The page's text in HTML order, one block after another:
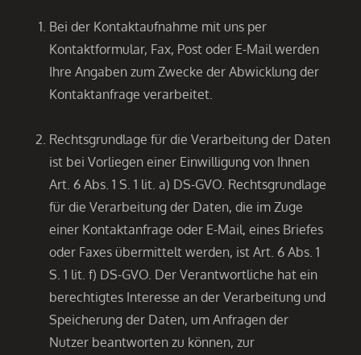
Bei der Kontaktaufnahme mit uns per
Kontaktformular, Fax, Post oder E-Mail werden
Ihre Angaben zum Zwecke der Abwicklung der
Kontaktanfrage verarbeitet.
Rechtsgrundlage für die Verarbeitung der Daten
ist bei Vorliegen einer Einwilligung von Ihnen
Art. 6 Abs. 1 S. 1 lit. a) DS-GVO. Rechtsgrundlage
für die Verarbeitung der Daten, die im Zuge
einer Kontaktanfrage oder E-Mail, eines Briefes
oder Faxes übermittelt werden, ist Art. 6 Abs. 1
S. 1 lit. f) DS-GVO. Der Verantwortliche hat ein
berechtigtes Interesse an der Verarbeitung und
Speicherung der Daten, um Anfragen der
Nutzer beantworten zu können, zur